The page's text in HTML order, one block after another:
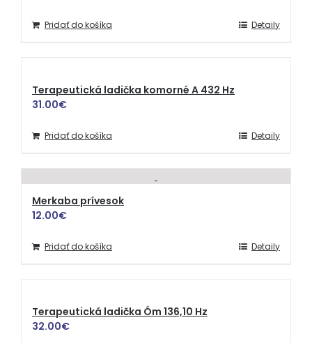
Pridať do košíka Detaily
Terapeutická ladička komorné A 432 Hz
31.00€
Pridať do košíka Detaily
Merkaba prívesok
12.00€
Pridať do košíka Detaily
Terapeutická ladička Óm 136,10 Hz
32.00€